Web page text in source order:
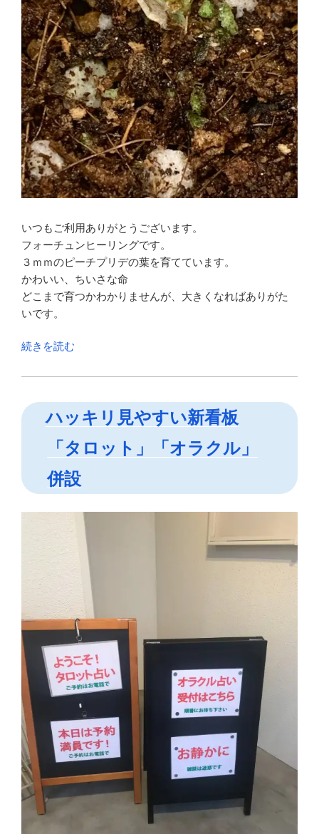
いつもご利用ありがとうございます。
フォーチュンヒーリングです。
３ｍｍのピーチプリデの葉を育てています。
かわいい、ちいさな命
どこまで育つかわかりませんが、大きくなればありがた
いです。
“ち
さ
命
プ
デ」
続きを読む
ハッキリ見やすい新看板
「タロット」「オラクル」
併設